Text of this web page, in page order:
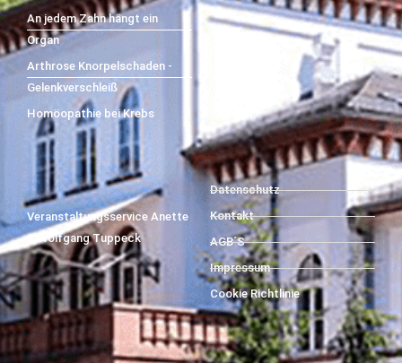
An jedem Zahn hängt ein
Organ
Arthrose Knorpelschaden -
Gelenkverschleiß
Homöopathie bei Krebs
Veranstaltungsservice Anette
& Wolfgang Tuppeck
Datenschutz
Kontakt
AGB´S
Impressum
Cookie Richtlinie